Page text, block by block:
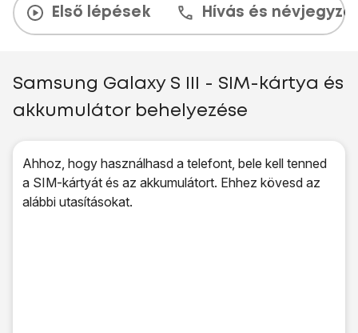
Első lépések Hívás és
Samsung Galaxy S III - SIM-kártya és
akkumulátor behelyezése
Ahhoz, hogy használhasd a telefont, bele kell tenned
a SIM-kártyát és az akkumulátort. Ehhez kövesd az
alábbi utasításokat.